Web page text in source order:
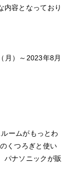
内容となっており
月）～2023年8月
ームがもっとわ
くつろぎと使い
パナソニックが販